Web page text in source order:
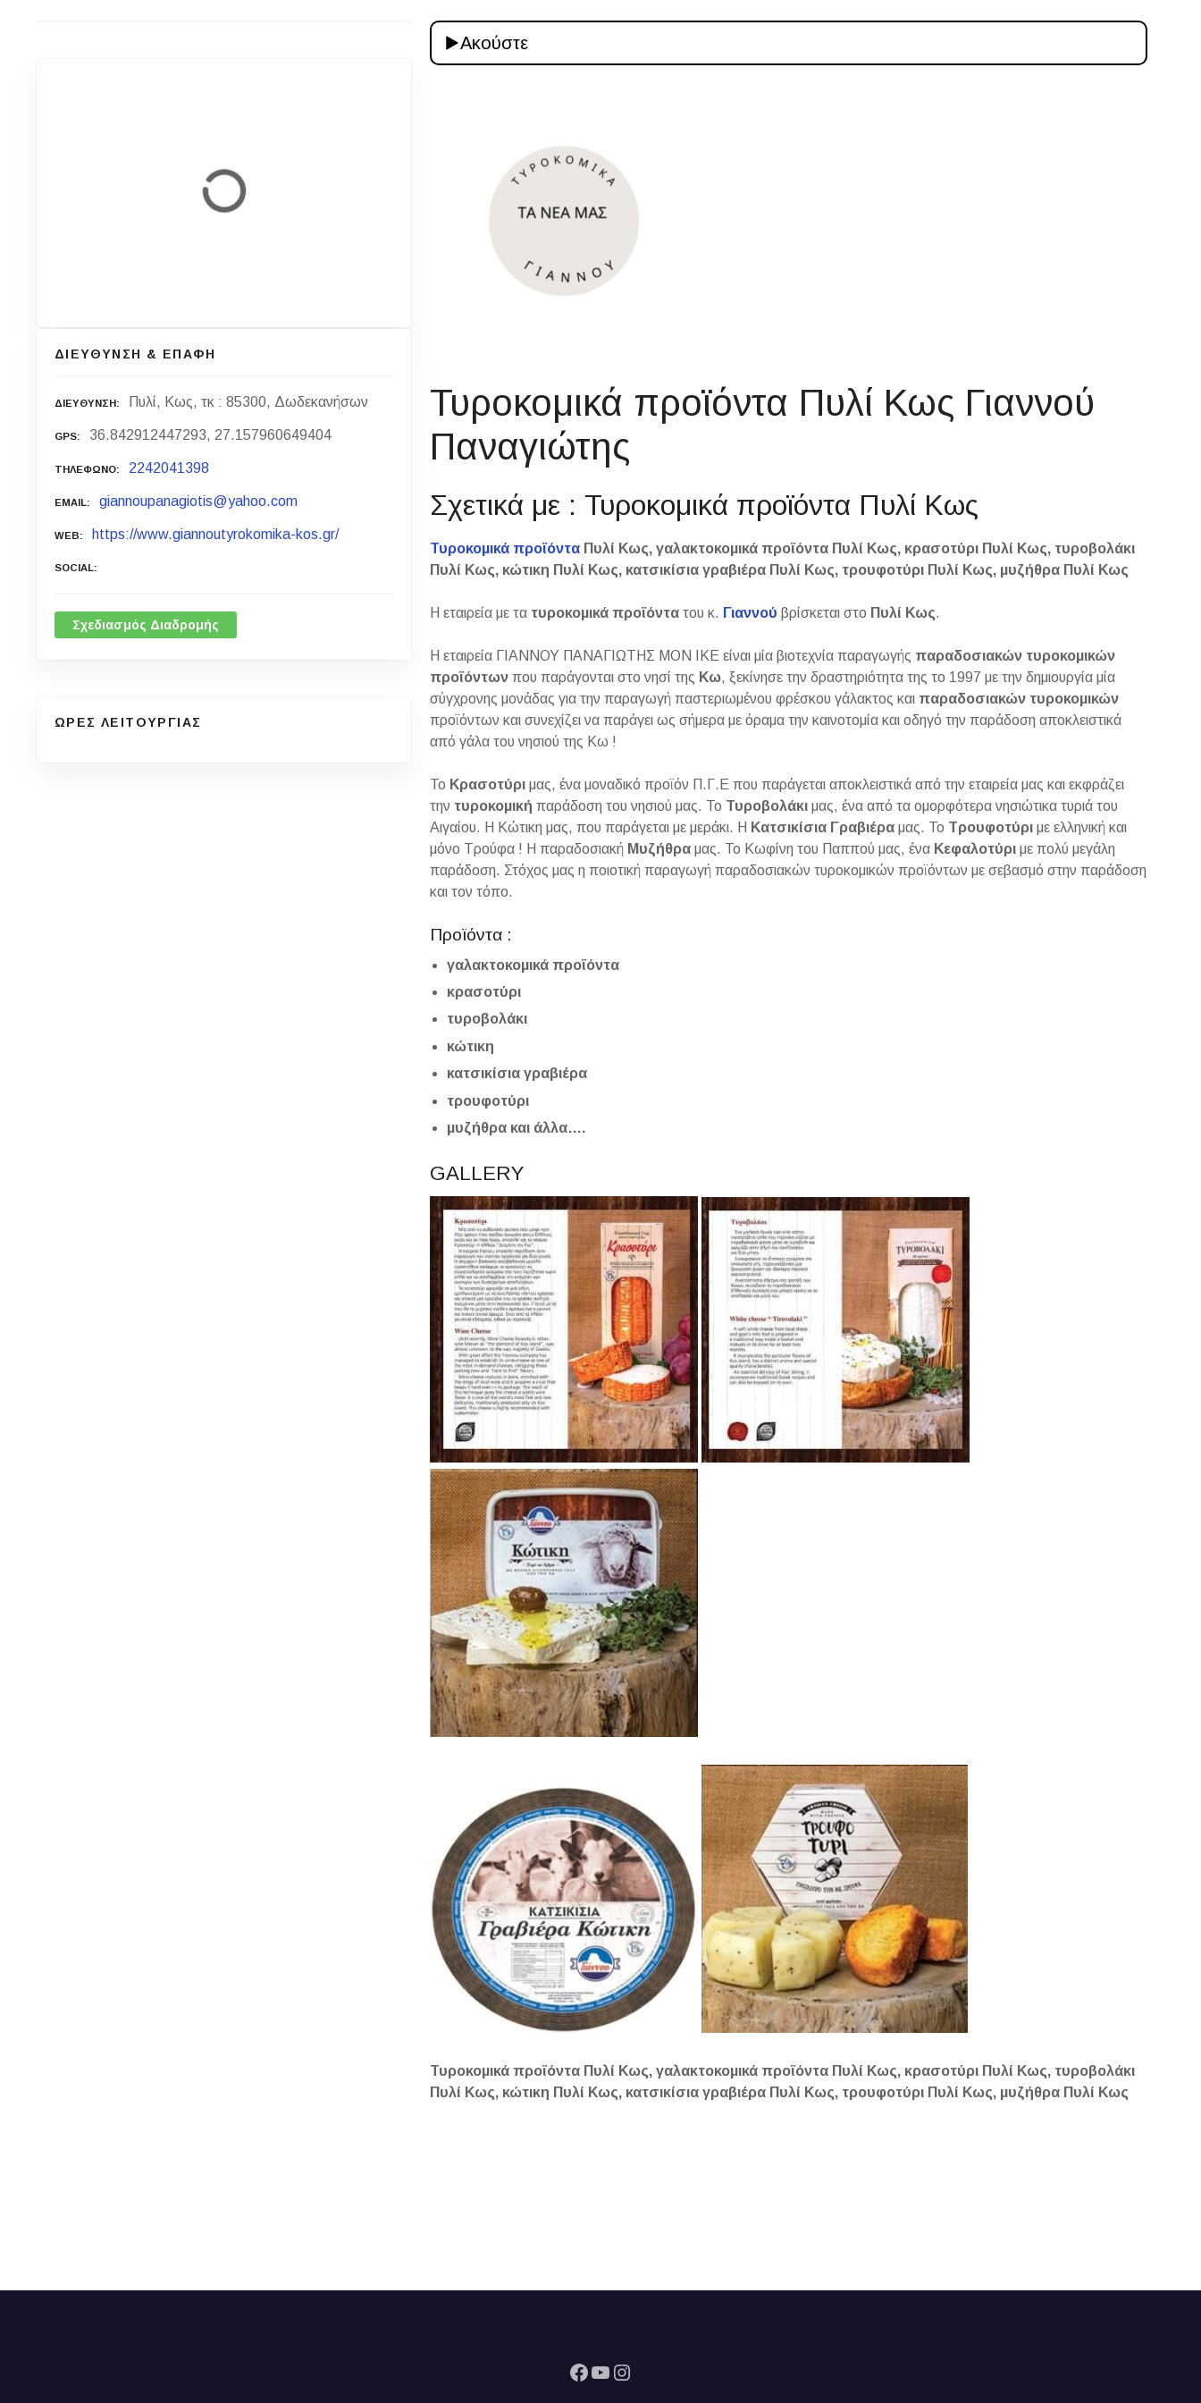
ΔΙΕΥΘΥΝΣΗ & ΕΠΑΦΗ
ΔΙΕΥΘΥΝΣΗ Πυλί, Κως, τκ : 85300, Δωδεκανήσων
GPS 36.842912447293, 27.157960649404
ΤΗΛΕΦΩΝΟ 2242041398
EMAIL giannoupanagiotis@yahoo.com
WEB https://www.giannoutyrokomika-kos.gr/
SOCIAL
Σχεδιασμός Διαδρομής
ΩΡΕΣ ΛΕΙΤΟΥΡΓΙΑΣ
Ακούστε
Τυροκομικά προϊόντα Πυλί Κως Γιαννού
Παναγιώτης
Σχετικά με : Τυροκομικά προϊόντα Πυλί Κως
Τυροκομικά προϊόντα Πυλί Κως, γαλακτοκομικά προϊόντα Πυλί Κως, κρασοτύρι Πυλί Κως, τυροβολάκι
Πυλί Κως, κώτικη Πυλί Κως, κατσικίσια γραβιέρα Πυλί Κως, τρουφοτύρι Πυλί Κως, μυζήθρα Πυλί Κως
Η εταιρεία με τα τυροκομικά προϊόντα του κ. Γιαννού βρίσκεται στο Πυλί Κως.
Η εταιρεία ΓΙΑΝΝΟΥ ΠΑΝΑΓΙΩΤΗΣ ΜΟΝ ΙΚΕ είναι μία βιοτεχνία παραγωγής παραδοσιακών τυροκομικών
προϊόντων που παράγονται στο νησί της Κω, ξεκίνησε την δραστηριότητα της το 1997 με την δημιουργία μία
σύγχρονης μονάδας για την παραγωγή παστεριωμένου φρέσκου γάλακτος και παραδοσιακών τυροκομικών
προϊόντων και συνεχίζει να παράγει ως σήμερα με όραμα την καινοτομία και οδηγό την παράδοση αποκλειστικά
από γάλα του νησιού της Κω !
Το Κρασοτύρι μας, ένα μοναδικό προϊόν Π.Γ.Ε που παράγεται αποκλειστικά από την εταιρεία μας και εκφράζει
την τυροκομική παράδοση του νησιού μας. Το Τυροβολάκι μας, ένα από τα ομορφότερα νησιώτικα τυριά του
Αιγαίου. Η Κώτικη μας, που παράγεται με μεράκι. Η Κατσικίσια Γραβιέρα μας. Το Τρουφοτύρι με ελληνική και
μόνο Τρούφα ! Η παραδοσιακή Μυζήθρα μας. Το Κωφίνη του Παππού μας, ένα Κεφαλοτύρι με πολύ μεγάλη
παράδοση. Στόχος μας η ποιοτική παραγωγή παραδοσιακών τυροκομικών προϊόντων με σεβασμό στην παράδοση
και τον τόπο.
Προϊόντα :
γαλακτοκομικά προϊόντα
κρασοτύρι
τυροβολάκι
κώτικη
κατσικίσια γραβιέρα
τρουφοτύρι
μυζήθρα και άλλα….
GALLERY
Τυροκομικά προϊόντα Πυλί Κως, γαλακτοκομικά προϊόντα Πυλί Κως, κρασοτύρι Πυλί Κως, τυροβολάκι
Πυλί Κως, κώτικη Πυλί Κως, κατσικίσια γραβιέρα Πυλί Κως, τρουφοτύρι Πυλί Κως, μυζήθρα Πυλί Κως
Facebook YouTube Instagram